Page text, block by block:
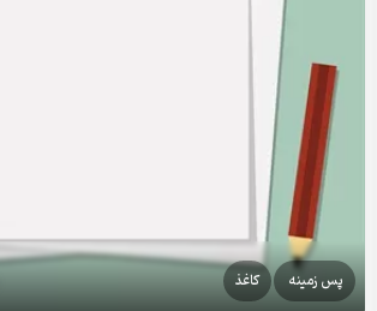
پس زمینه کاغذ